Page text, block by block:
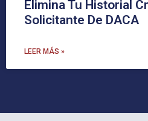
Elimina Tu Historial
Solicitante De DACA
LEER MÁS »